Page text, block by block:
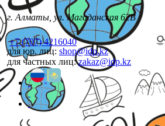
г. Алматы, ул. Магаданская 62В
+7 (707) 4216040
для юр. лиц: shop@idp.kz
для частных лиц:zakaz@idp.kz